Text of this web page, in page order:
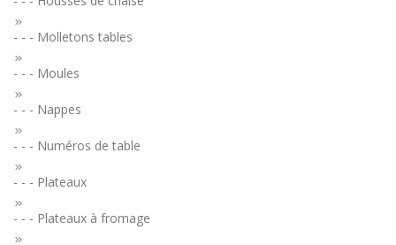
- - - Molletons tables
- - - Moules
- - - Nappes
- - - Numéros de table
- - - Plateaux
- - - Plateaux à fromage